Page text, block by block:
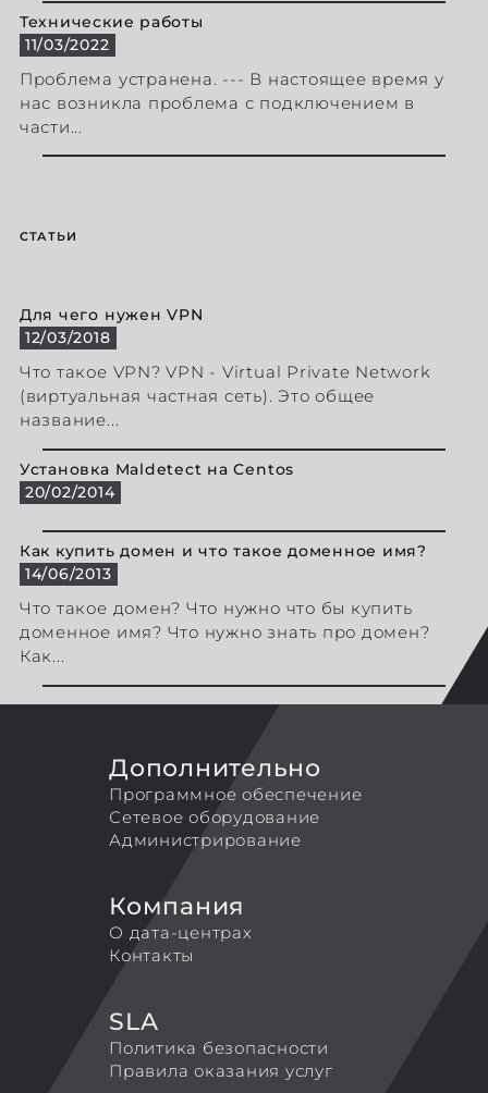
Технические работы
11/03/2022
Проблема устранена. --- В настоящее время у
нас возникла проблема с подключением в
части...
СТАТЬИ
Для чего нужен VPN
12/03/2018
Что такое VPN? VPN - Virtual Private Network
(виртуальная частная сеть). Это общее
название...
Установка Maldetect на Centos
20/02/2014
Как купить домен и что такое доменное имя?
14/06/2013
Что такое домен? Что нужно что бы купить
доменное имя? Что нужно знать про домен?
Как...
Дополнительно
Программное обеспечение
Сетевое оборудование
Администрирование
Компания
О дата-центрах
Контакты
SLA
Политика безопасности
Правила оказания услуг